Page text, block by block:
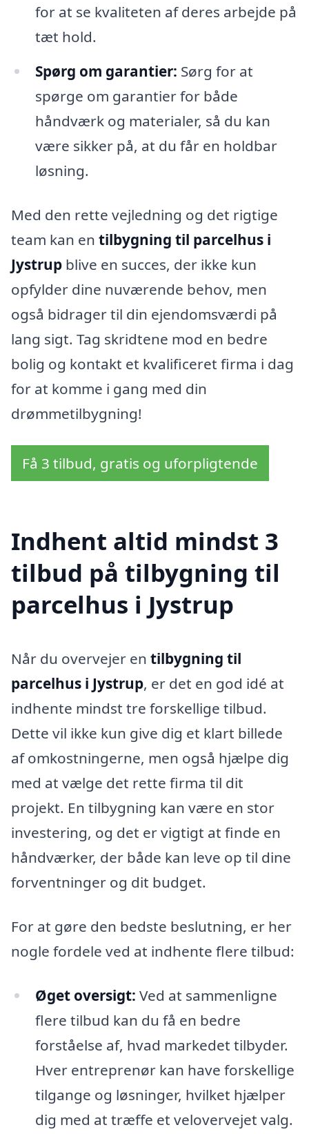
for at se kvaliteten af deres arbejde på
tæt hold.
Spørg om garantier: Sørg for at
spørge om garantier for både
håndværk og materialer, så du kan
være sikker på, at du får en holdbar
løsning.
Med den rette vejledning og det rigtige
team kan en tilbygning til parcelhus i
Jystrup blive en succes, der ikke kun
opfylder dine nuværende behov, men
også bidrager til din ejendomsværdi på
lang sigt. Tag skridtene mod en bedre
bolig og kontakt et kvalificeret firma i dag
for at komme i gang med din
drømmetilbygning!
Få 3 tilbud, gratis og uforpligtende
Indhent altid mindst 3
tilbud på tilbygning til
parcelhus i Jystrup
Når du overvejer en tilbygning til
parcelhus i Jystrup, er det en god idé at
indhente mindst tre forskellige tilbud.
Dette vil ikke kun give dig et klart billede
af omkostningerne, men også hjælpe dig
med at vælge det rette firma til dit
projekt. En tilbygning kan være en stor
investering, og det er vigtigt at finde en
håndværker, der både kan leve op til dine
forventninger og dit budget.
For at gøre den bedste beslutning, er her
nogle fordele ved at indhente flere tilbud:
Øget oversigt: Ved at sammenligne
flere tilbud kan du få en bedre
forståelse af, hvad markedet tilbyder.
Hver entreprenør kan have forskellige
tilgange og løsninger, hvilket hjælper
dig med at træffe et velovervejet valg.